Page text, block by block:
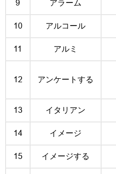
9 アラーム
10 アルコール
11 アルミ
12 アンケートする
13 イタリアン
14 イメージ
15 イメージする